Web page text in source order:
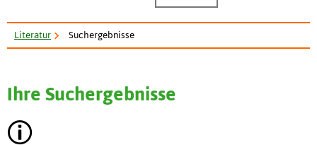
Literatur Suchergebnisse
Ihre Suchergebnisse